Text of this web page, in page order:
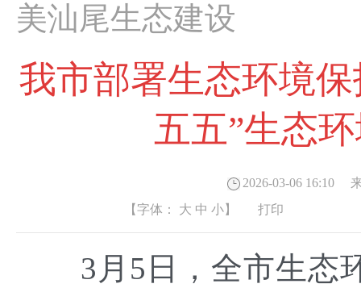
美汕尾生态建设
我市部署生态环境
五五”生态
2026-03-06 16:10
【字体： 大 中 小】 打印
3月5日，全市生态环